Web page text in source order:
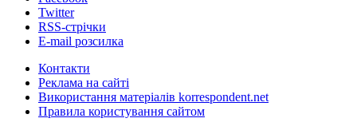
Twitter
RSS-стрічки
E-mail розсилка
Контакти
Реклама на сайті
Використання матеріалів korrespondent.net
Правила користування сайтом